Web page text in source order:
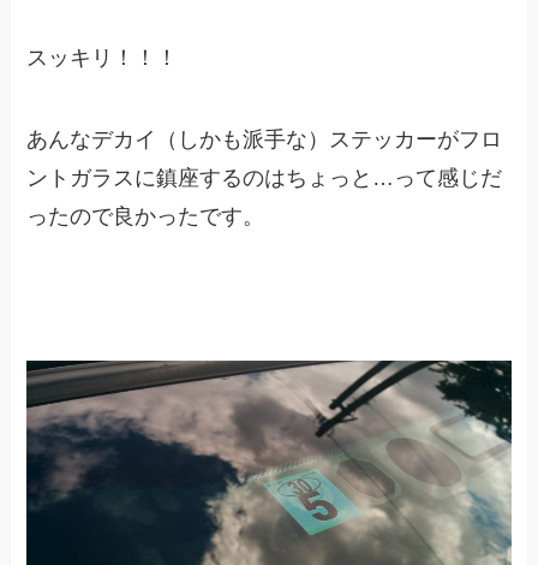
スッキリ！！！
あんなデカイ（しかも派手な）ステッカーがフロ
ントガラスに鎮座するのはちょっと…って感じだ
ったので良かったです。